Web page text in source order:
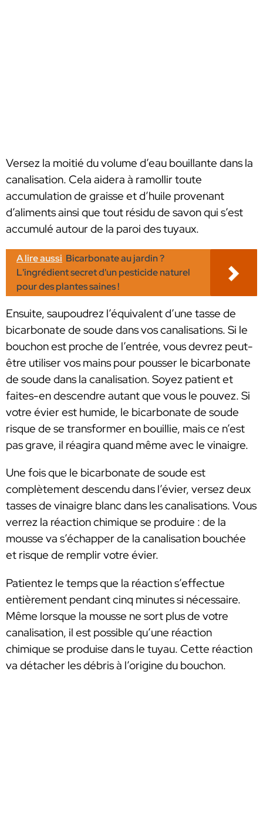
Versez la moitié du volume d’eau bouillante dans la
canalisation. Cela aidera à ramollir toute
accumulation de graisse et d’huile provenant
d’aliments ainsi que tout résidu de savon qui s’est
accumulé autour de la paroi des tuyaux.
A lire aussi Bicarbonate au jardin ?
L'ingrédient secret d'un pesticide naturel
pour des plantes saines !
Ensuite, saupoudrez l’équivalent d’une tasse de
bicarbonate de soude dans vos canalisations. Si le
bouchon est proche de l’entrée, vous devrez peut-
être utiliser vos mains pour pousser le bicarbonate
de soude dans la canalisation. Soyez patient et
faites-en descendre autant que vous le pouvez. Si
votre évier est humide, le bicarbonate de soude
risque de se transformer en bouillie, mais ce n’est
pas grave, il réagira quand même avec le vinaigre.
Une fois que le bicarbonate de soude est
complètement descendu dans l’évier, versez deux
tasses de vinaigre blanc dans les canalisations. Vous
verrez la réaction chimique se produire : de la
mousse va s’échapper de la canalisation bouchée
et risque de remplir votre évier.
Patientez le temps que la réaction s’effectue
entièrement pendant cinq minutes si nécessaire.
Même lorsque la mousse ne sort plus de votre
canalisation, il est possible qu’une réaction
chimique se produise dans le tuyau. Cette réaction
va détacher les débris à l’origine du bouchon.